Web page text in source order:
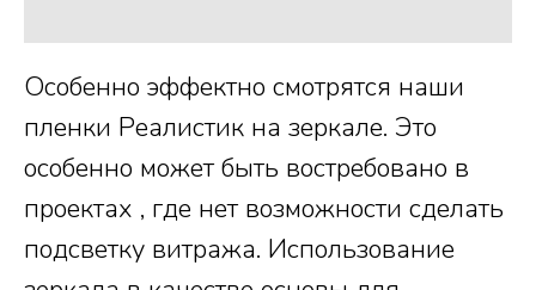
Особенно эффектно смотрятся наши
пленки Реалистик на зеркале. Это
особенно может быть востребовано в
проектах , где нет возможности сделать
подсветку витража. Использование